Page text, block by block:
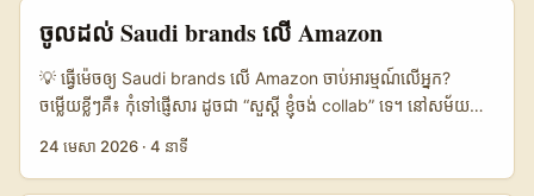
ចូលដល់ Saudi brands លើ Amazon
💡 ធ្វើម៉េចឲ្យ Saudi brands លើ Amazon ចាប់អារម្មណ៍លើអ្នក?
ចម្លើយខ្លីៗគឺ៖ កុំទៅផ្ញើសារ ដូចជា “សួស្តី ខ្ញុំចង់ collab” ទេ។ នៅសម័យនេះ
24 មេសា 2026 · 4 នាទី